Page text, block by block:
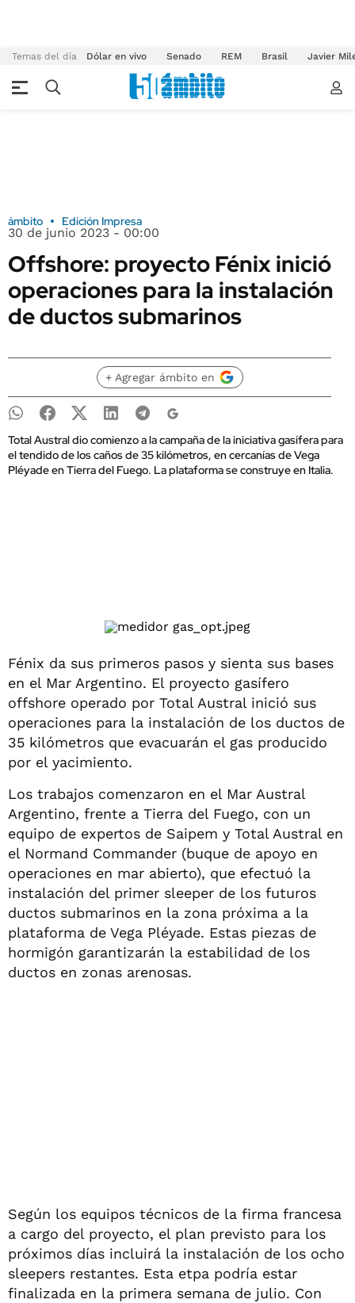
Temas del día Dólar en vivo Senado REM Brasil Javier
ámbito Edición Impresa
30 de junio 2023 - 00:00
Offshore: proyecto Fénix inició
operaciones para la instalación
de ductos submarinos
+ Agregar ámbito en
Total Austral dio comienzo a la campaña de la iniciativa gasífera para
el tendido de los caños de 35 kilómetros, en cercanías de Vega
Pléyade en Tierra del Fuego. La plataforma se construye en Italia.
Fénix da sus primeros pasos y sienta sus bases
en el Mar Argentino. El proyecto gasífero
offshore operado por Total Austral inició sus
operaciones para la instalación de los ductos de
35 kilómetros que evacuarán el gas producido
por el yacimiento.
Los trabajos comenzaron en el Mar Austral
Argentino, frente a Tierra del Fuego, con un
equipo de expertos de Saipem y Total Austral en
el Normand Commander (buque de apoyo en
operaciones en mar abierto), que efectuó la
instalación del primer sleeper de los futuros
ductos submarinos en la zona próxima a la
plataforma de Vega Pléyade. Estas piezas de
hormigón garantizarán la estabilidad de los
ductos en zonas arenosas.
Según los equipos técnicos de la firma francesa
a cargo del proyecto, el plan previsto para los
próximos días incluirá la instalación de los ocho
sleepers restantes. Esta etpa podría estar
finalizada en la primera semana de julio. Con